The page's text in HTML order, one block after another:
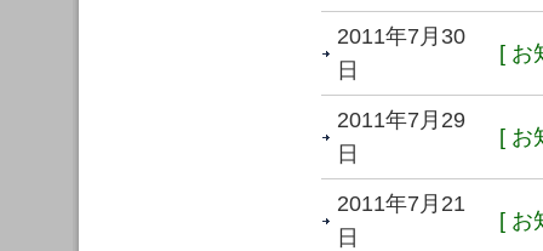
2011年7月30
日
[ お
2011年7月29
日
[ お
2011年7月21
日
[ お